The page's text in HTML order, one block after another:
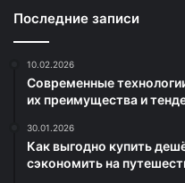
Последние записи
10.02.2026
Современные
их преимущества и
30.01.2026
Как выгодно купить
сэкономить на